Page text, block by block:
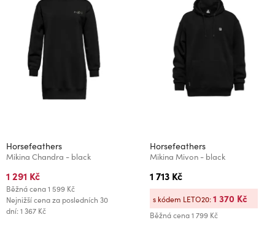
Horsefeathers
Mikina Chandra - black
1 291 Kč
Běžná cena1 599 Kč
Nejnižší cena za posledních 30
dní: 1 367 Kč
Horsefeathers
Mikina Mivon - black
1 713 Kč
Běžná cena1 799 Kč
s kódem LETO20:1 370 Kč